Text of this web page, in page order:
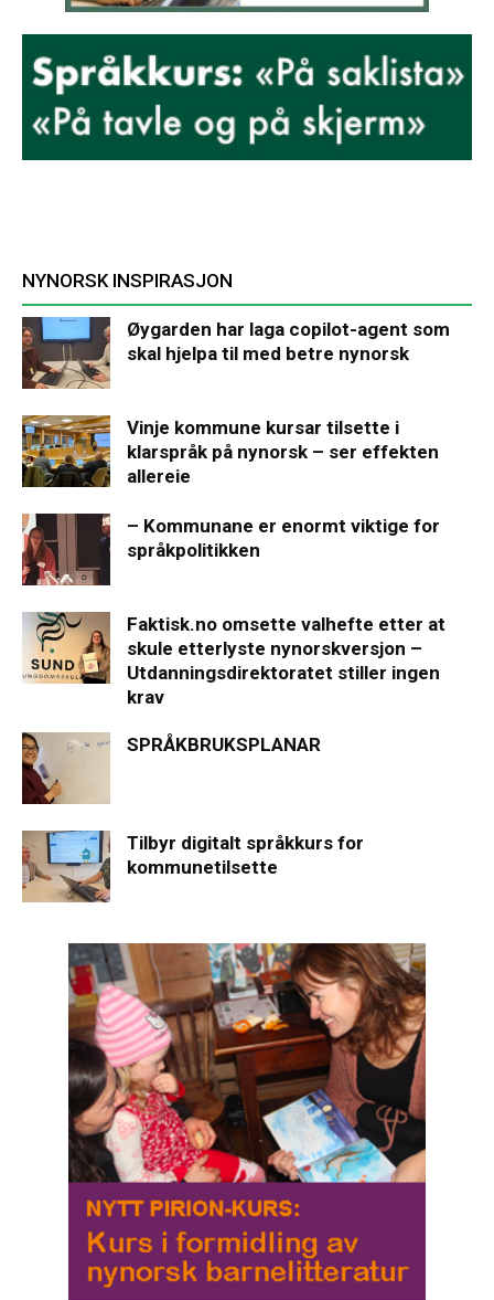
NYNORSK INSPIRASJON
Øygarden har laga copilot-agent som
skal hjelpa til med betre nynorsk
Vinje kommune kursar tilsette i
klarspråk på nynorsk – ser effekten
allereie
– Kommunane er enormt viktige for
språkpolitikken
Faktisk.no omsette valhefte etter at
skule etterlyste nynorskversjon –
Utdanningsdirektoratet stiller ingen
krav
SPRÅKBRUKSPLANAR
Tilbyr digitalt språkkurs for
kommunetilsette